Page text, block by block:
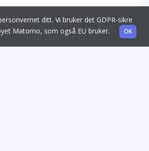
ditt. Vi bruker det GDPR-sikre
Matomo, som også EU bruker.
OK